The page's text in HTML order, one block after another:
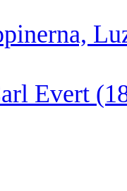
Evert